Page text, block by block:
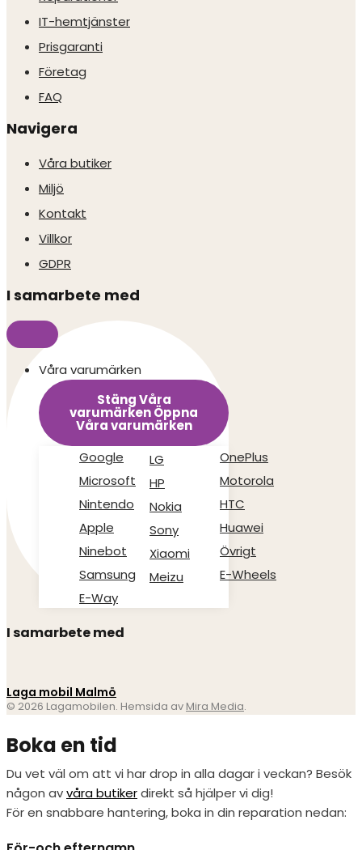
IT-hemtjänster
Prisgaranti
Företag
FAQ
Navigera
Våra butiker
Miljö
Kontakt
Villkor
GDPR
I samarbete med
Våra varumärken
Stäng Våra
varumärkenÖppna
Våra varumärken
Google
Microsoft
Nintendo
Apple
Ninebot
Samsung
E-Way
LG
HP
Nokia
Sony
Xiaomi
Meizu
OnePlus
Motorola
HTC
Huawei
Övrigt
E-Wheels
I samarbete med
Laga mobil Malmö
© 2026 Lagamobilen. Hemsida av Mira Media.
Boka en tid
Du vet väl om att vi har drop in alla dagar i veckan? Besök
någon avvåra butikerdirekt så hjälper vi dig!
För en snabbare hantering, boka in din reparation nedan: